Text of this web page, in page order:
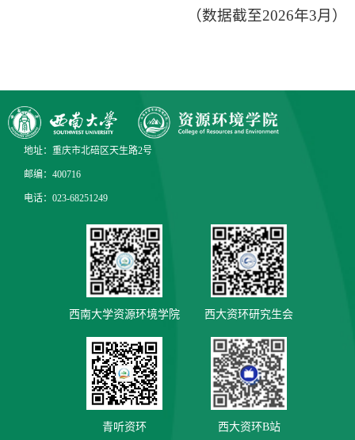
（数据截至2026年3月）
地址：重庆市北碚区天生路2号
邮编：400716
电话：023-68251249
西南大学资源环境学院 西大资环研究生会
青听资环 西大资环B站